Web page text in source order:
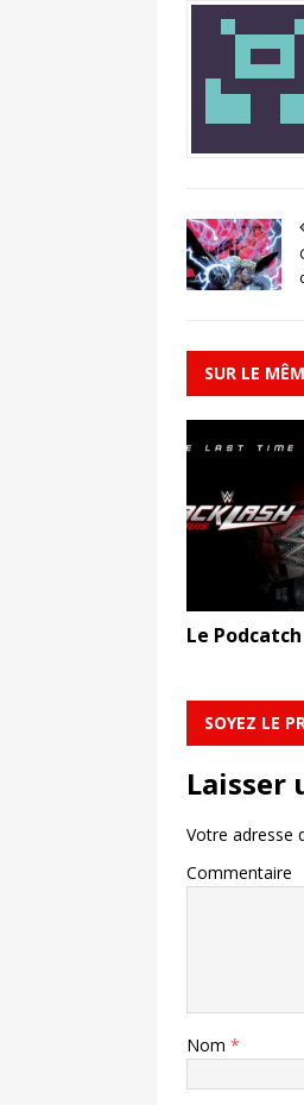
SUR LE
Le
SOYEZ LE
Laisser
Votre adresse
Commentaire
Nom *